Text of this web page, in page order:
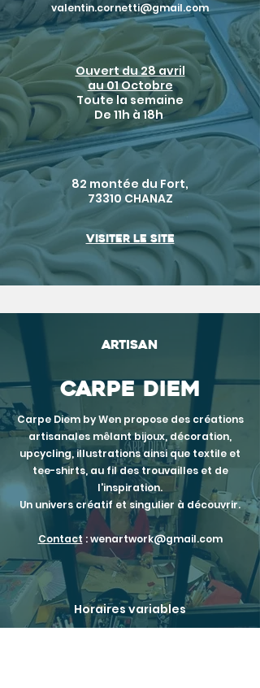
valentin.cornetti@gmail.com
Ouvert du 28 avril
au 01 Octobre
Toute la semaine
De 11h à 18h
82 montée du Fort,
73310 CHANAZ
Visiter le site
artisan
cARPE DIEM
Carpe Diem by Wen propose des créations
artisanales mêlant bijoux, décoration,
upcycling, illustrations ainsi que textile et
tee-shirts, au fil des trouvailles et de
l'inspiration.
Un univers créatif et singulier à découvrir.
Contact:wenartwork@gmail.com
Horaires variables